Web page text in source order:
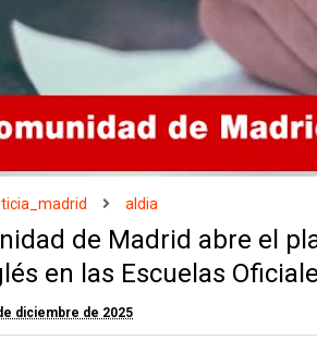
aldia
de Madrid abre el
en las Escuelas
diciembre de 2025